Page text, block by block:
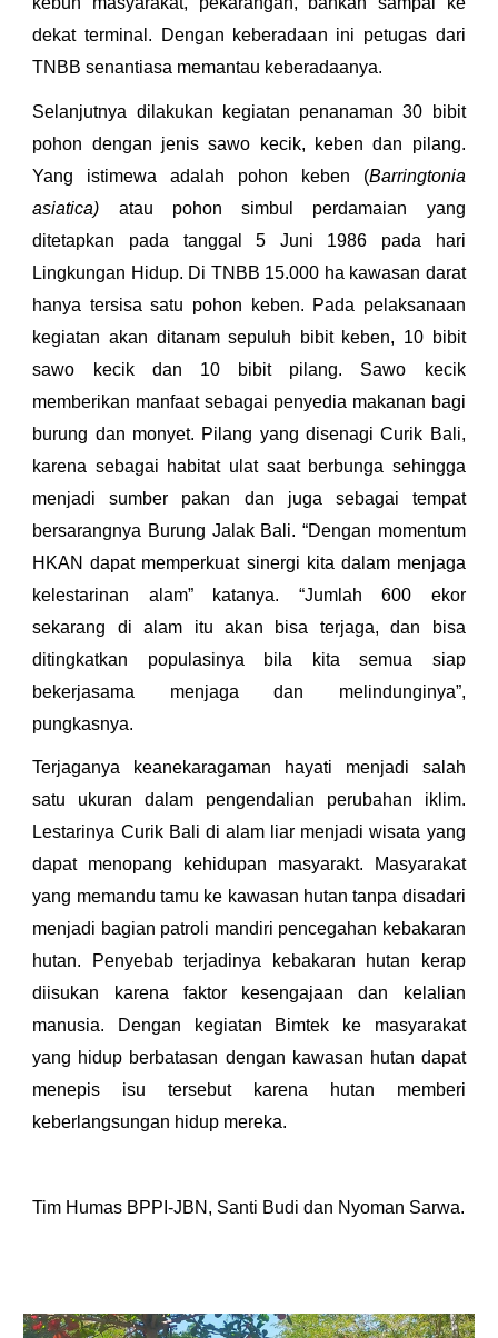
dekat terminal. Dengan keberadaan ini petugas dari
TNBB senantiasa memantau keberadaanya.
Selanjutnya dilakukan kegiatan penanaman 30 bibit
pohon dengan jenis sawo kecik, keben dan pilang.
Yang istimewa adalah pohon keben (Barringtonia
asiatica) atau pohon simbul perdamaian yang
ditetapkan pada tanggal 5 Juni 1986 pada hari
Lingkungan Hidup. Di TNBB 15.000 ha kawasan darat
hanya tersisa satu pohon keben. Pada pelaksanaan
kegiatan akan ditanam sepuluh bibit keben, 10 bibit
sawo kecik dan 10 bibit pilang. Sawo kecik
memberikan manfaat sebagai penyedia makanan bagi
burung dan monyet. Pilang yang disenagi Curik Bali,
karena sebagai habitat ulat saat berbunga sehingga
menjadi sumber pakan dan juga sebagai tempat
bersarangnya Burung Jalak Bali. “Dengan momentum
HKAN dapat memperkuat sinergi kita dalam menjaga
kelestarinan alam” katanya. “Jumlah 600 ekor
sekarang di alam itu akan bisa terjaga, dan bisa
ditingkatkan populasinya bila kita semua siap
bekerjasama menjaga dan melindunginya”,
pungkasnya.
Terjaganya keanekaragaman hayati menjadi salah
satu ukuran dalam pengendalian perubahan iklim.
Lestarinya Curik Bali di alam liar menjadi wisata yang
dapat menopang kehidupan masyarakt. Masyarakat
yang memandu tamu ke kawasan hutan tanpa disadari
menjadi bagian patroli mandiri pencegahan kebakaran
hutan. Penyebab terjadinya kebakaran hutan kerap
diisukan karena faktor kesengajaan dan kelalian
manusia. Dengan kegiatan Bimtek ke masyarakat
yang hidup berbatasan dengan kawasan hutan dapat
menepis isu tersebut karena hutan memberi
keberlangsungan hidup mereka.
Tim Humas BPPI-JBN, Santi Budi dan Nyoman Sarwa.